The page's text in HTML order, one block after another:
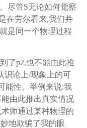
尽管S无论如何觉察
在劳尔看来,我们并
是同一个物理过程
了p2,也不能由此推
识论上/现象上的可
能性。举例来说:我
由此推出真实情况
师通过某种物理的
地欺骗了我的眼